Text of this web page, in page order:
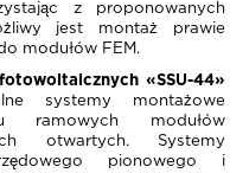
z proponowanych
jest montaż prawie
modułów FEM.
«SSU-44»
systemy montażowe
ramowych modułów
otwartych. Systemy
pionowego i